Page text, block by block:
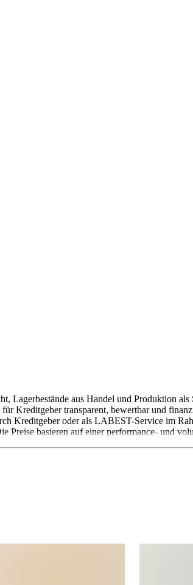
Lagerbestände aus Handel und Produktion
Kreditgeber transparent, bewertbar und
Kreditgeber oder als LABEST-Service im
Preise basieren auf einer performance- und